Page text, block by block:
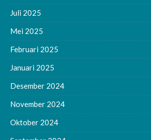
Juli 2025
Mei 2025
Februari 2025
Januari 2025
Desember 2024
November 2024
Oktober 2024